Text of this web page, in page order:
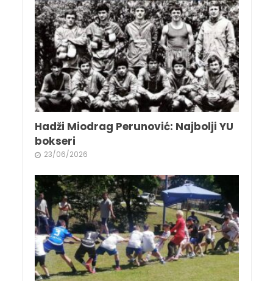
Hadži Miodrag Perunović: Najbolji YU
bokseri
23/06/2026